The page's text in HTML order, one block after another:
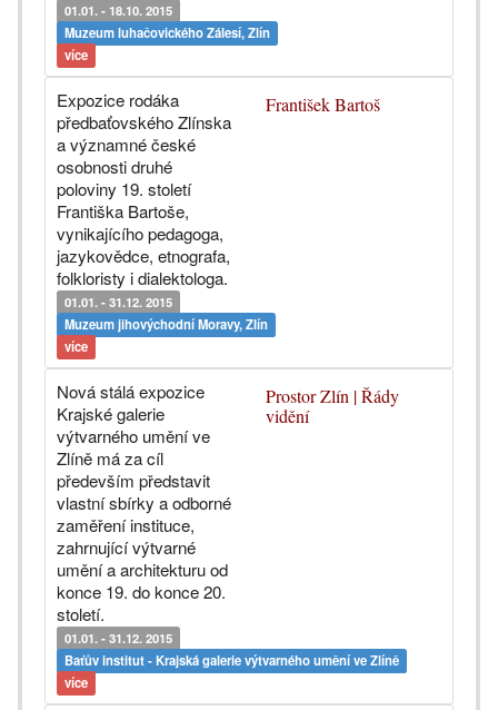
01.01. - 18.10. 2015
Muzeum luhačovického Zálesí, Zlín
více
František Bartoš
Expozice rodáka
předbaťovského Zlínska
a významné české
osobnosti druhé
poloviny 19. století
Františka Bartoše,
vynikajícího pedagoga,
jazykovědce, etnografa,
folkloristy i dialektologa.
01.01. - 31.12. 2015
Muzeum jihovýchodní Moravy, Zlín
více
Prostor Zlín | Řády
vidění
Nová stálá expozice
Krajské galerie
výtvarného umění ve
Zlíně má za cíl
především představit
vlastní sbírky a odborné
zaměření instituce,
zahrnující výtvarné
umění a architekturu od
konce 19. do konce 20.
století.
01.01. - 31.12. 2015
Baťův institut - Krajská galerie výtvarného umění ve Zlíně
více